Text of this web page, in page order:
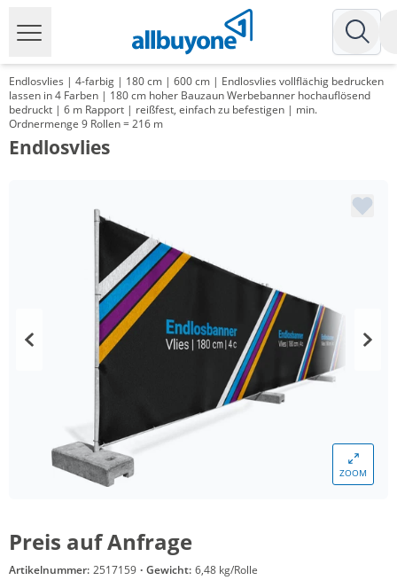
Endlosvlies | 4-farbig | 180 cm | 600 cm | Endlosvlies vollflächig bedrucken
lassen in 4 Farben | 180 cm hoher Bauzaun Werbebanner hochauflösend
bedruckt | 6 m Rapport | reißfest, einfach zu befestigen | min.
Ordnermenge 9 Rollen = 216 m
Endlosvlies
ZOOM
Preis auf Anfrage
Artikelnummer: 2517159 · Gewicht: 6,48 kg/Rolle